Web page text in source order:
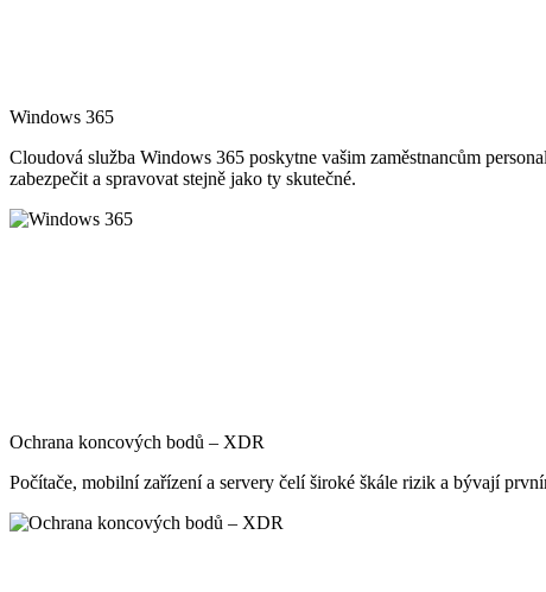
Windows 365
Cloudová služba Windows 365 poskytne vašim zaměstnancům
zabezpečit a spravovat stejně jako ty skutečné.
Ochrana koncových bodů – XDR
Počítače, mobilní zařízení a servery čelí široké škále rizik a bývají